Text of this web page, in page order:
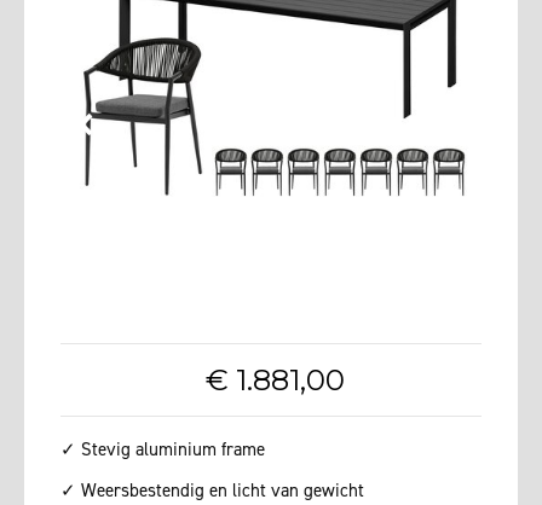
€ 1.881,00
✓ Stevig aluminium frame
✓ Weersbestendig en licht van gewicht